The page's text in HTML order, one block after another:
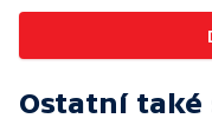
Ostatní